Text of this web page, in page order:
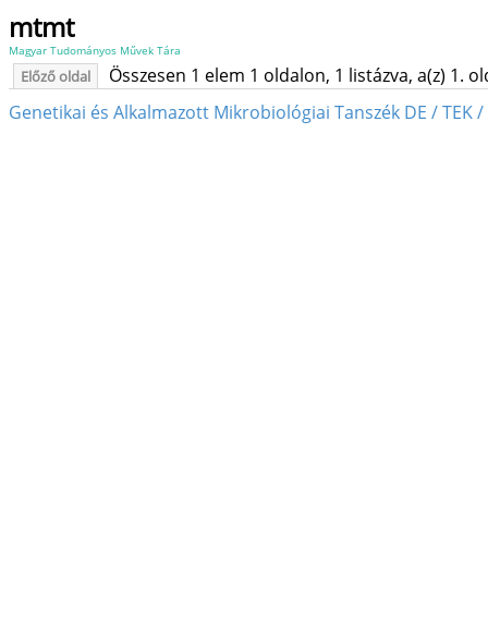
mtmt
Magyar Tudományos Művek Tára
Előző oldal
Összesen 1 elem 1 oldalon, 1 listázva, a(z) 1.
Genetikai és Alkalmazott Mikrobiológiai Tanszék DE / TEK /